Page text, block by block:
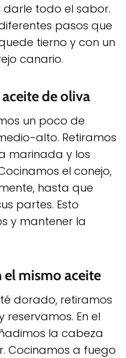
todo el sabor.
pasos que
tierno y con un
canario.
de oliva
un poco de
alto. Retiramos
marinada y los
el conejo,
hasta que
partes. Esto
y mantener la
el mismo aceite
dorado, retiramos
En el
la cabeza
Cocinamos a fuego